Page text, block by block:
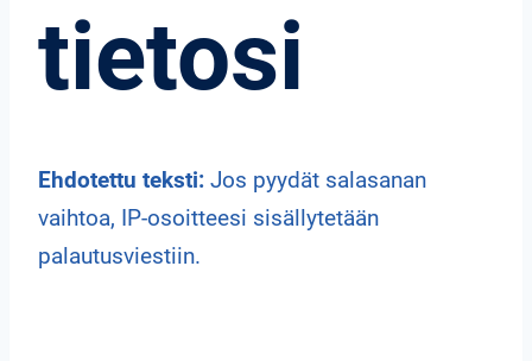
tietosi
Ehdotettu teksti: Jos pyydät salasanan
vaihtoa, IP-osoitteesi sisällytetään
palautusviestiin.